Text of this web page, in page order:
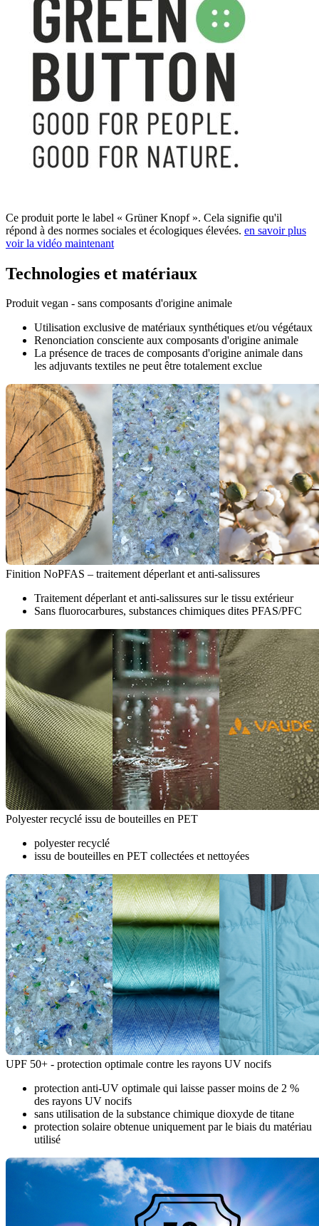
Ce produit porte le label « Grüner Knopf ». Cela signifie qu'il
répond à des normes sociales et écologiques élevées. en savoir plus
voir la vidéo maintenant
Technologies et matériaux
Produit vegan - sans composants d'origine animale
Utilisation exclusive de matériaux synthétiques et/ou végétaux
Renonciation consciente aux composants d'origine animale
La présence de traces de composants d'origine animale dans
les adjuvants textiles ne peut être totalement exclue
Finition NoPFAS – traitement déperlant et anti-salissures
Traitement déperlant et anti-salissures sur le tissu extérieur
Sans fluorocarbures, substances chimiques dites PFAS/PFC
Polyester recyclé issu de bouteilles en PET
polyester recyclé
issu de bouteilles en PET collectées et nettoyées
UPF 50+ - protection optimale contre les rayons UV nocifs
protection anti-UV optimale qui laisse passer moins de 2 %
des rayons UV nocifs
sans utilisation de la substance chimique dioxyde de titane
protection solaire obtenue uniquement par le biais du matériau
utilisé